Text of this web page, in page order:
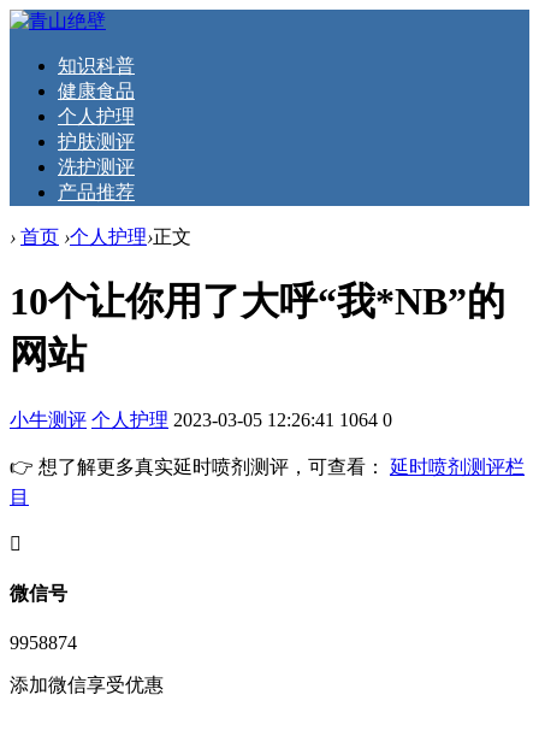
知识科普
健康食品
个人护理
护肤测评
洗护测评
产品推荐
› 首页 ›个人护理›正文
10个让你用了大呼“我*NB”的
网站
小牛测评 个人护理 2023-03-05 12:26:41 1064 0
👉 想了解更多真实延时喷剂测评，可查看： 延时喷剂测评栏
目
󦘖
微信号
9958874
添加微信享受优惠